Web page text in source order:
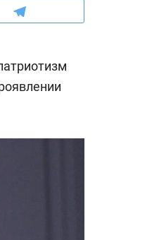
выживания в дикой